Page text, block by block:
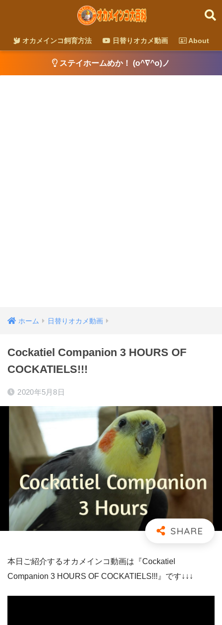
オカメインコ飼育方法 日替りオカメ動画 About
ステイホームめか！ (o^∇^o)ノ
ホーム 日替りオカメ動画
Cockatiel Companion 3 HOURS OF
COCKATIELS!!!
2020年5月8日
本日ご紹介するオカメインコ動画は『Cockatiel
Companion 3 HOURS OF COCKATIELS!!!』です↓↓↓